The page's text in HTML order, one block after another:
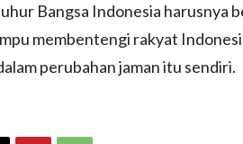
Bangsa Indonesia harusnya
membentengi rakyat
perubahan jaman itu sendiri.